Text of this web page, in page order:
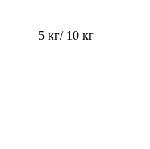
5 кг/ 10 кг